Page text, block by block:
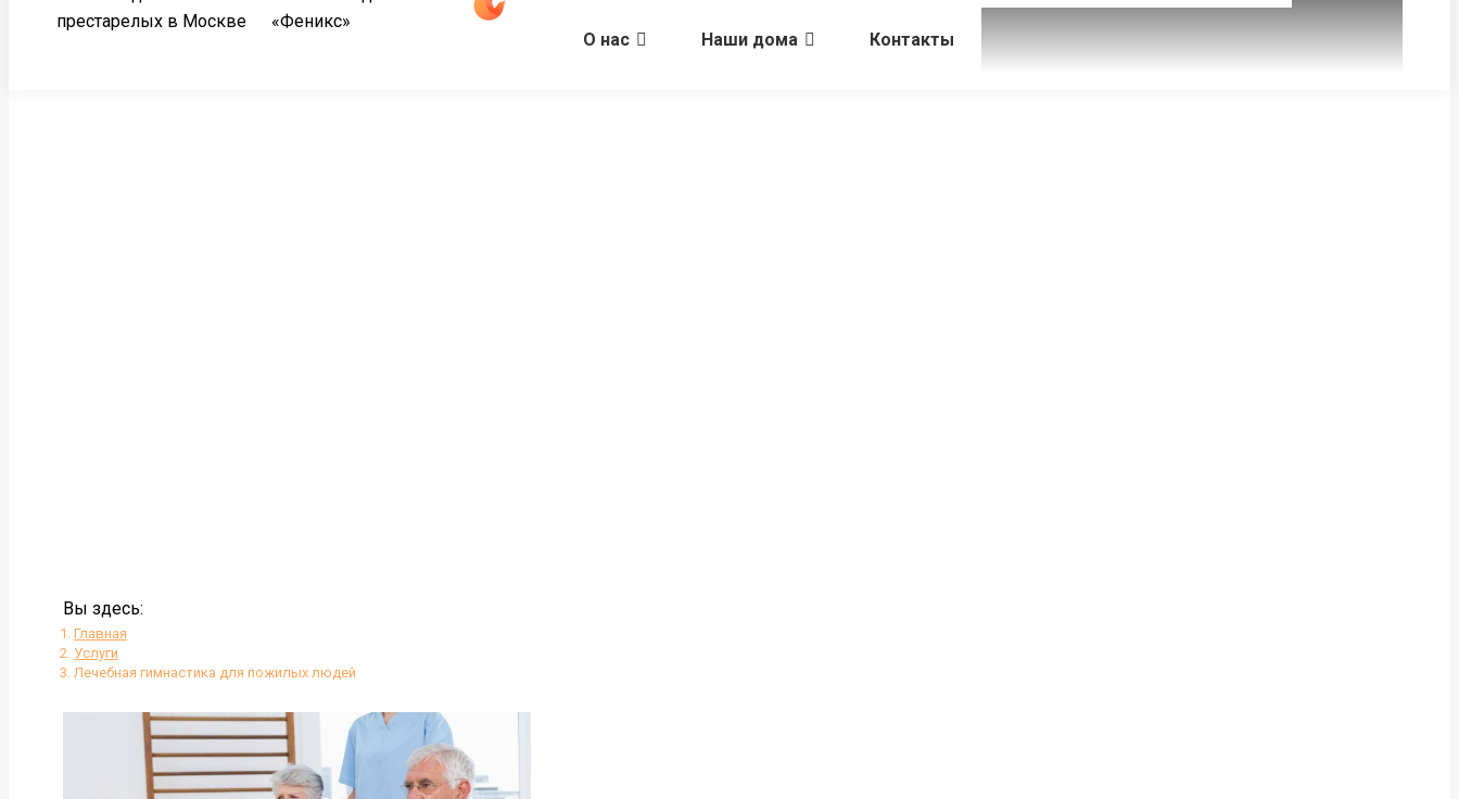
престарелых в Москве
«Феникс»
О нас Наши дома Контакты
Вы здесь:
Главная
Услуги
Лечебная гимнастика для пожилых людей